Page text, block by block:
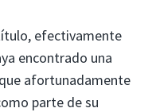
efectivamente
encontrado una
afortunadamente
parte de su